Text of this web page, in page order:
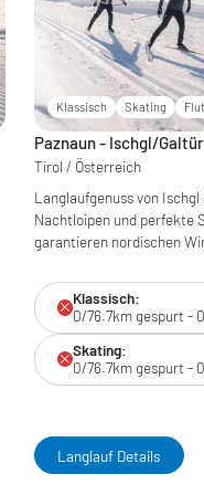
Klassisch Skating
Paznaun - Ischgl/Galtür
Tirol / Österreich
Langlaufgenuss von
Nachtloipen und perfekte
garantieren nordischen
Klassisch:
0/76.7km gespurt -
Skating:
0/76.7km gespurt -
Langlauf Details